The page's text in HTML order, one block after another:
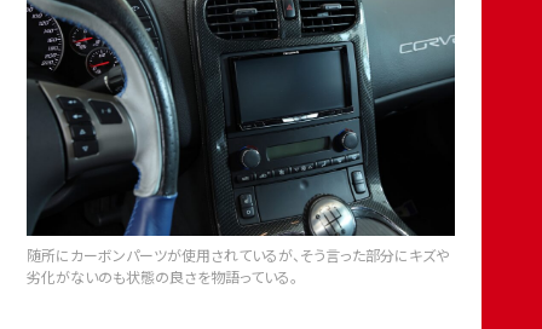
随所にカーボンパーツが使用されているが、そう言った部分にキズや
劣化がないのも状態の良さを物語っている。